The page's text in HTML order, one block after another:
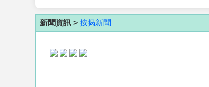
新聞資訊 > 按揭新聞